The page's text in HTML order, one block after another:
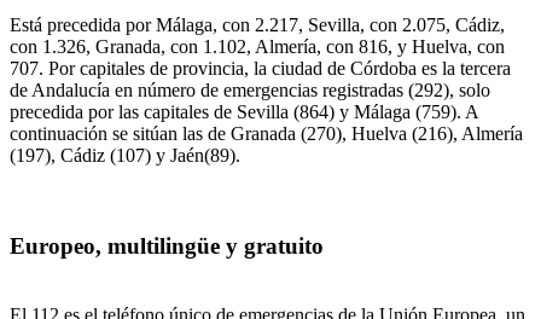
Está precedida por Málaga, con 2.217, Sevilla, con 2.075, Cádiz,
con 1.326, Granada, con 1.102, Almería, con 816, y Huelva, con
707. Por capitales de provincia, la ciudad de Córdoba es la tercera
de Andalucía en número de emergencias registradas (292), solo
precedida por las capitales de Sevilla (864) y Málaga (759). A
continuación se sitúan las de Granada (270), Huelva (216), Almería
(197), Cádiz (107) y Jaén(89).
Europeo, multilingüe y gratuito
El 112 es el teléfono único de emergencias de la Unión Europea, un